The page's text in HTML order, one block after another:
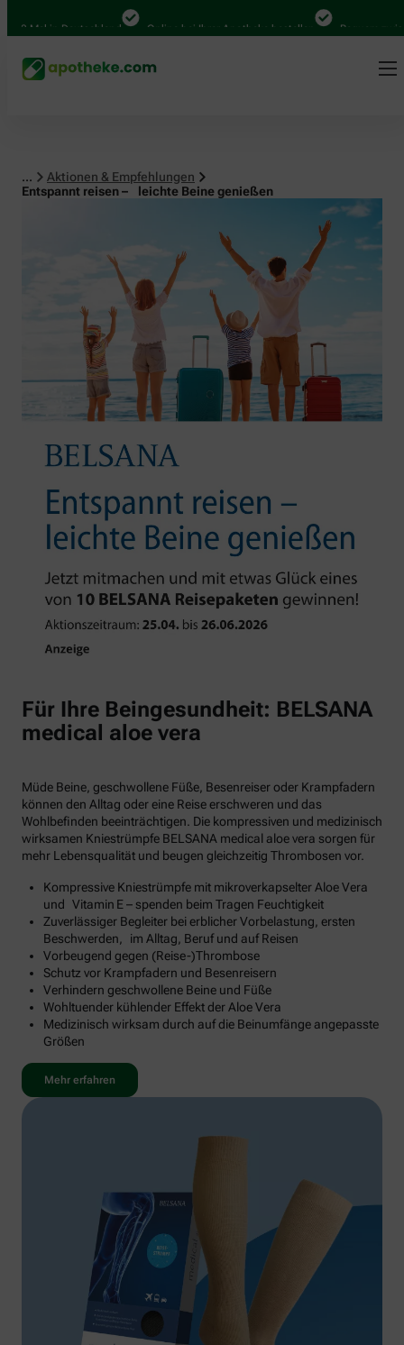
in Deutschland Online bei Ihrer Apotheke bestellen Bequem zwischen
...
Aktionen & Empfehlungen
Entspannt reisen – leichte Beine genießen
Für Ihre Beingesundheit: BELSANA
medical aloe vera
Müde Beine, geschwollene Füße, Besenreiser oder Krampfadern
können den Alltag oder eine Reise erschweren und das
Wohlbefinden beeinträchtigen. Die kompressiven und medizinisch
wirksamen Kniestrümpfe BELSANA medical aloe vera sorgen für
mehr Lebensqualität und beugen gleichzeitig Thrombosen vor.
Kompressive Kniestrümpfe mit mikroverkapselter Aloe Vera
und Vitamin E – spenden beim Tragen Feuchtigkeit
Zuverlässiger Begleiter bei erblicher Vorbelastung, ersten
Beschwerden, im Alltag, Beruf und auf Reisen
Vorbeugend gegen (Reise-)Thrombose
Schutz vor Krampfadern und Besenreisern
Verhindern geschwollene Beine und Füße
Wohltuender kühlender Effekt der Aloe Vera
Medizinisch wirksam durch auf die Beinumfänge angepasste
Größen
Mehr erfahren